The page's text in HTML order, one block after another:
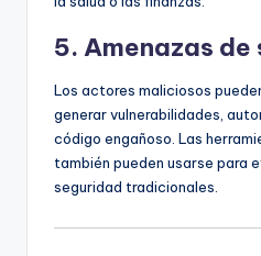
5. Amenazas
Los actores maliciosos
generar vulnerabilidades,
código engañoso. Las
también pueden usarse para
seguridad tradicionales.